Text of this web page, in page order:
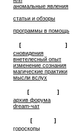
аномальные явления
статьи и обзоры
программы в помощь
[
]
cновидения
внетелесный опыт
изменение сознания
магические практики
мысли вслух
[
]
архив форума
dream-чат
[
]
гороскопы